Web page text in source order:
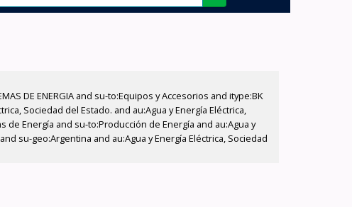
DE ENERGIA and su-to:Equipos y Accesorios and itype:BK
Sociedad del Estado. and au:Agua y Energía Eléctrica,
de Energía and su-to:Producción de Energía and au:Agua y
su-geo:Argentina and au:Agua y Energía Eléctrica, Sociedad